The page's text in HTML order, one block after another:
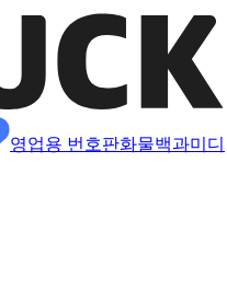
영업용 번호판화물백과미디